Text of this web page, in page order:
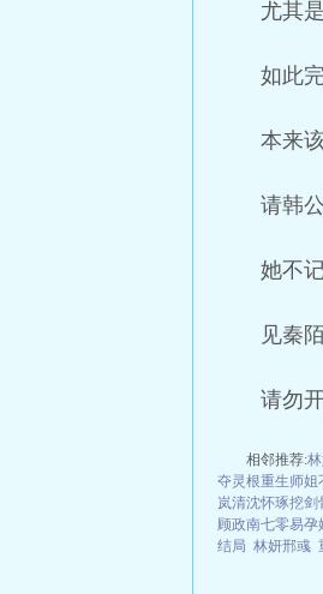
尤其
如此
本来
请韩
她不
见秦
请勿
相邻推荐:
夺灵根重生师姐
岚清沈怀琢挖
顾政南七零易
结局 林妍邢彧